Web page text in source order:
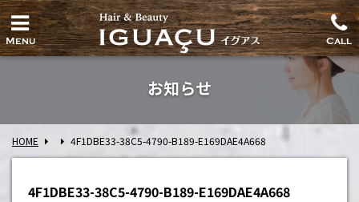
Menu Call
お知らせ
HOME 4F1DBE33-38C5-4790-B189-E169DAE4A668
4F1DBE33-38C5-4790-B189-E169DAE4A668